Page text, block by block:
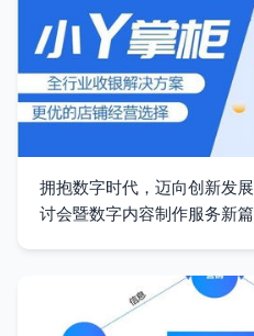
拥抱数字时代，迈向创新
讨会暨数字内容制作服务新